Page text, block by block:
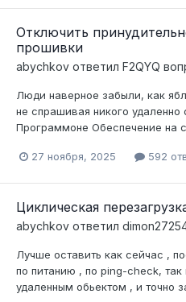
Отключить
прошивки
abychkov ответил F2QYQ
Люди наверное забыли, как
не спрашивая никого
Программоне Обеспечение на
27 ноября, 2025 592
Циклическая
abychkov ответил
Лучше оставить как сейчас ,
по питанию , по ping-check, так
удаленным обьектом , и точно